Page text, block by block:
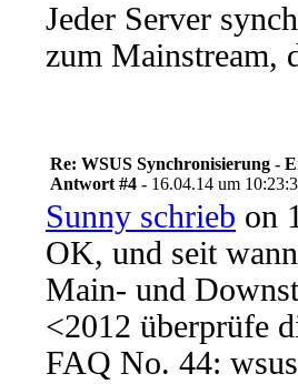
Jeder Server
zum Mainstream,
Re: WSUS Synchronisierung -
Antwort #4 - 16.04.14 um
Sunny schrieb on
OK, und seit
Main- und
<2012 überprüfe
FAQ No. 44: